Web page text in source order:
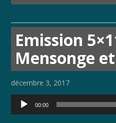
Emission
Mensonge
décembre 3, 2017
Lecteur
audio
00:00